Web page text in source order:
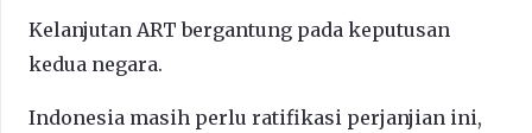
Kelanjutan ART bergantung pada keputusan
kedua negara.
Indonesia masih perlu ratifikasi perjanjian ini,